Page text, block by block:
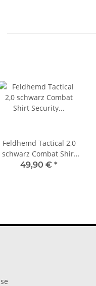
Feldhemd Tactical 2,0
schwarz Combat Shirt
Security Einsatzshirt
49,90 € *